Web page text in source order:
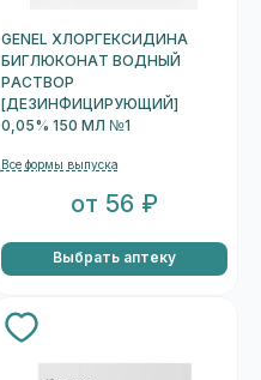
GENEL ХЛОРГЕКСИДИНА
БИГЛЮКОНАТ ВОДНЫЙ
РАСТВОР
[ДЕЗИНФИЦИРУЮЩИЙ]
0,05% 150 МЛ №1
Все формы выпуска
от 56 ₽
Выбрать аптеку